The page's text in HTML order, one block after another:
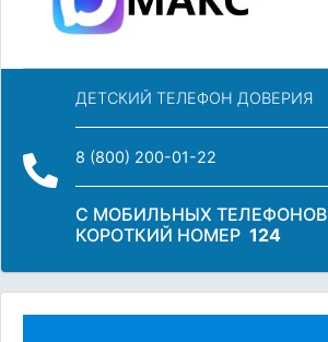
ДЕТСКИЙ ТЕЛЕФОН ДОВЕРИЯ
8 (800) 200-01-22
С МОБИЛЬНЫХ ТЕЛЕФОНОВ
КОРОТКИЙ НОМЕР 124